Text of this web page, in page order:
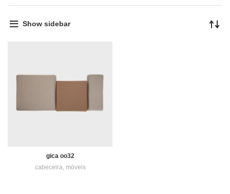
Show sidebar
gica oo32
cabeceira, móveis